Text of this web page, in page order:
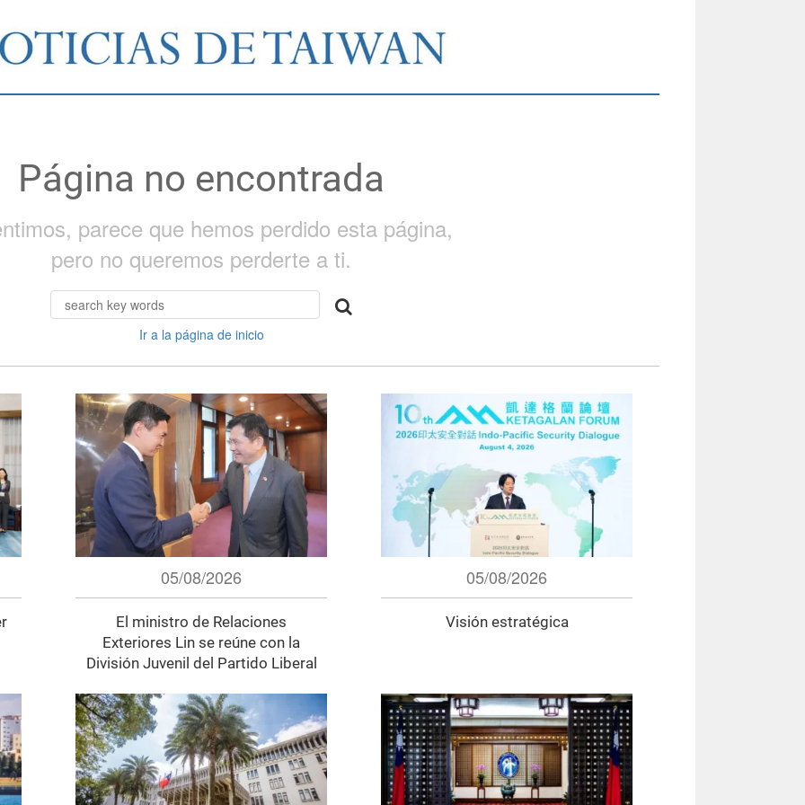
Página no encontrada
parece que hemos perdido esta página,
pero no queremos perderte a ti.
Ir a la página de inicio
05/08/2026
El ministro de Relaciones
Exteriores Lin se reúne con la
División Juvenil del Partido Liberal
05/08/2026
Visión estratégica